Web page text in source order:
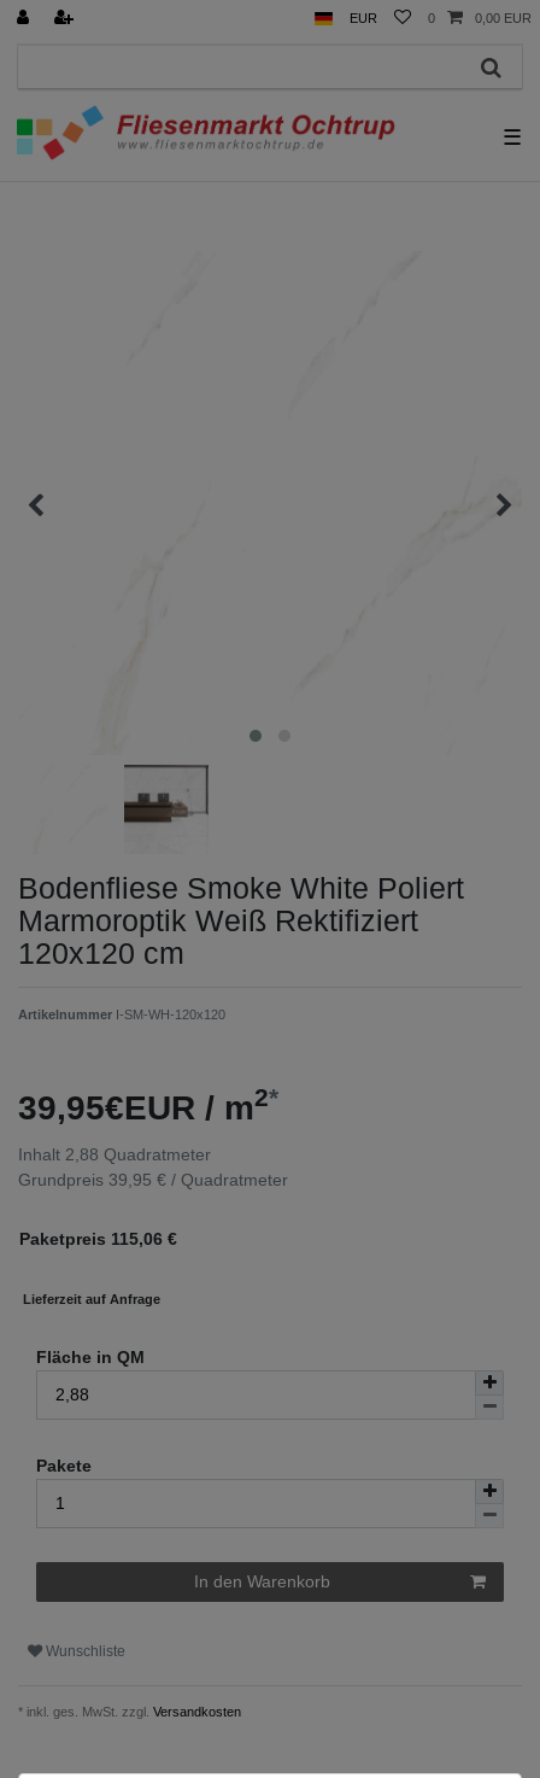
EUR 0 0,00 EUR
☰
Bodenfliese Smoke White Poliert
Marmoroptik Weiß Rektifiziert
120x120 cm
Artikelnummer I-SM-WH-120x120
39,95€EUR / m2*
Inhalt 2,88 Quadratmeter
Grundpreis 39,95 € / Quadratmeter
Paketpreis 115,06 €
Lieferzeit auf Anfrage
Fläche in QM
Pakete
In den Warenkorb
Wunschliste
* inkl. ges. MwSt. zzgl. Versandkosten